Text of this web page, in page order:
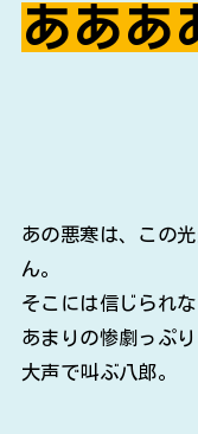
あああ
あの悪寒は、この
ん。
そこには信じられ
あまりの惨劇っぷ
大声で叫ぶ八郎。